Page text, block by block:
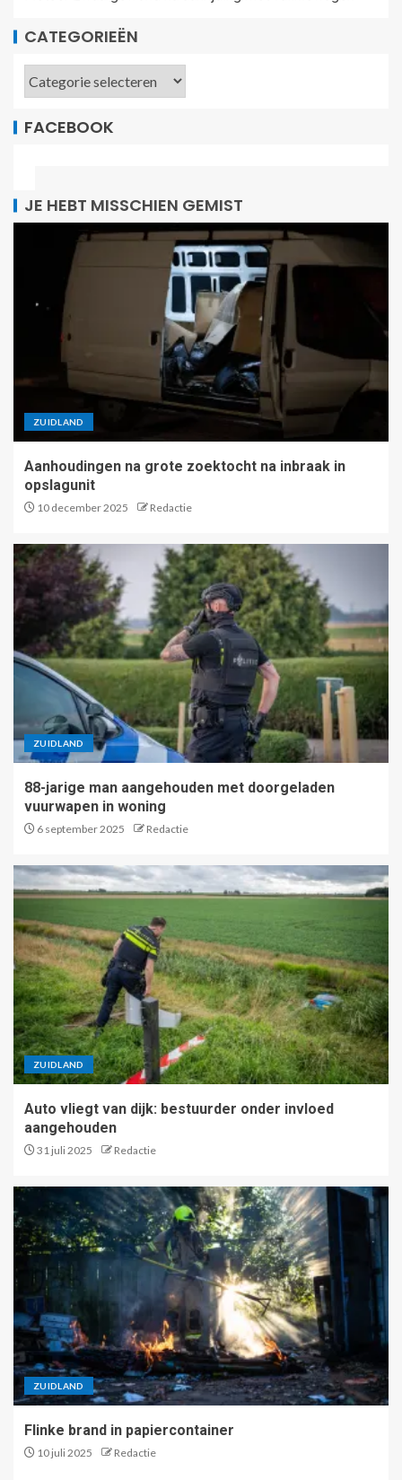
CATEGORIEËN
FACEBOOK
JE HEBT MISSCHIEN GEMIST
ZUIDLAND
Aanhoudingen na grote zoektocht na inbraak in
opslagunit
10 december 2025 Redactie
ZUIDLAND
88-jarige man aangehouden met doorgeladen
vuurwapen in woning
6 september 2025 Redactie
ZUIDLAND
Auto vliegt van dijk: bestuurder onder invloed
aangehouden
31 juli 2025 Redactie
ZUIDLAND
Flinke brand in papiercontainer
10 juli 2025 Redactie